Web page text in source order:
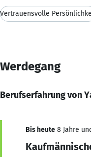
Vertrauensvolle
Werdegang
Berufserfahrung von
Bis heute 8 Jahre